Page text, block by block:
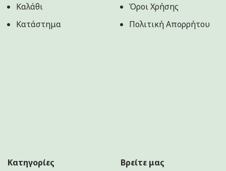
Καλάθι
Κατάστημα
Όροι Χρήσης
Πολιτική Aπορρήτου
Κατηγορίες
Βρείτε μας